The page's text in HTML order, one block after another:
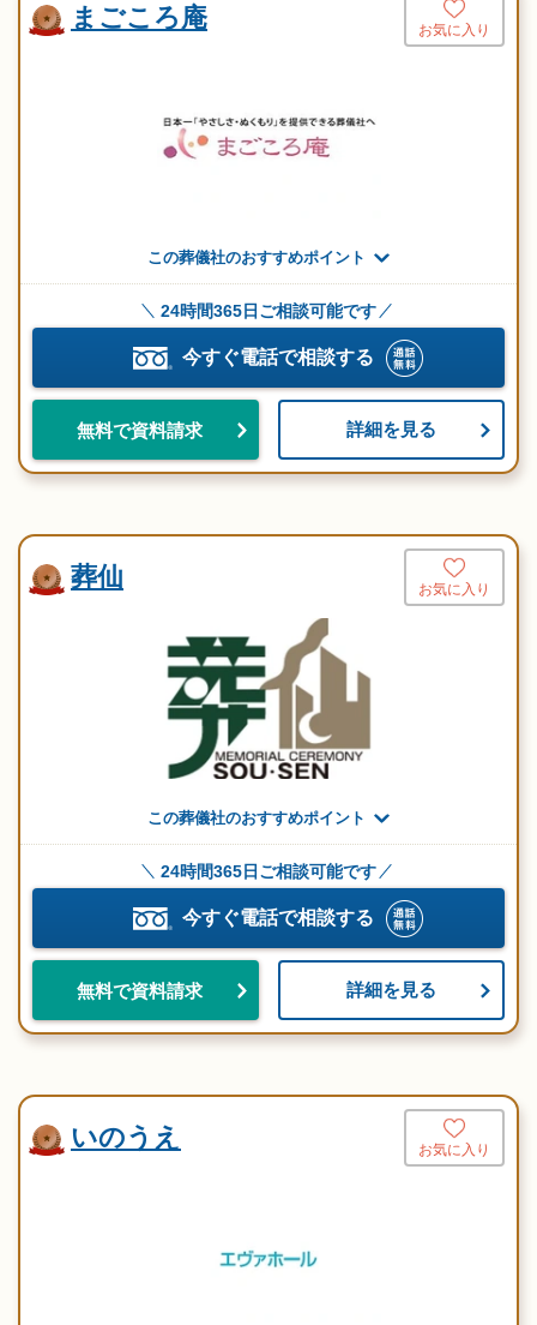
まごころ庵 お気に入り
この葬儀社のおすすめポイント
24時間365日ご相談可能です
今すぐ電話で相談する
無料で資料請求 詳細を見る
葬仙 お気に入り
この葬儀社のおすすめポイント
24時間365日ご相談可能です
今すぐ電話で相談する
無料で資料請求 詳細を見る
いのうえ お気に入り